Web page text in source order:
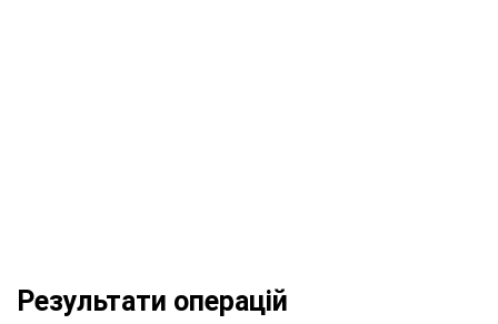
Результати операцій